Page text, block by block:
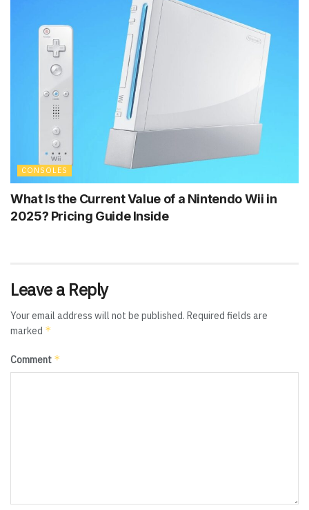
CONSOLES
What Is the Current Value of a Nintendo Wii in
2025? Pricing Guide Inside
Leave a Reply
Your email address will not be published. Required fields are
marked *
Comment *